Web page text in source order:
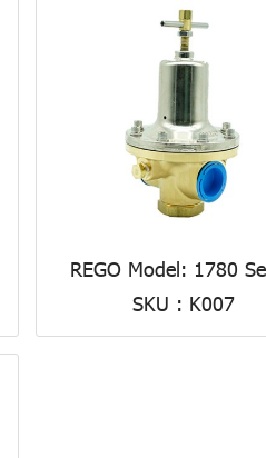
REGO Model: 1780
SKU : K007